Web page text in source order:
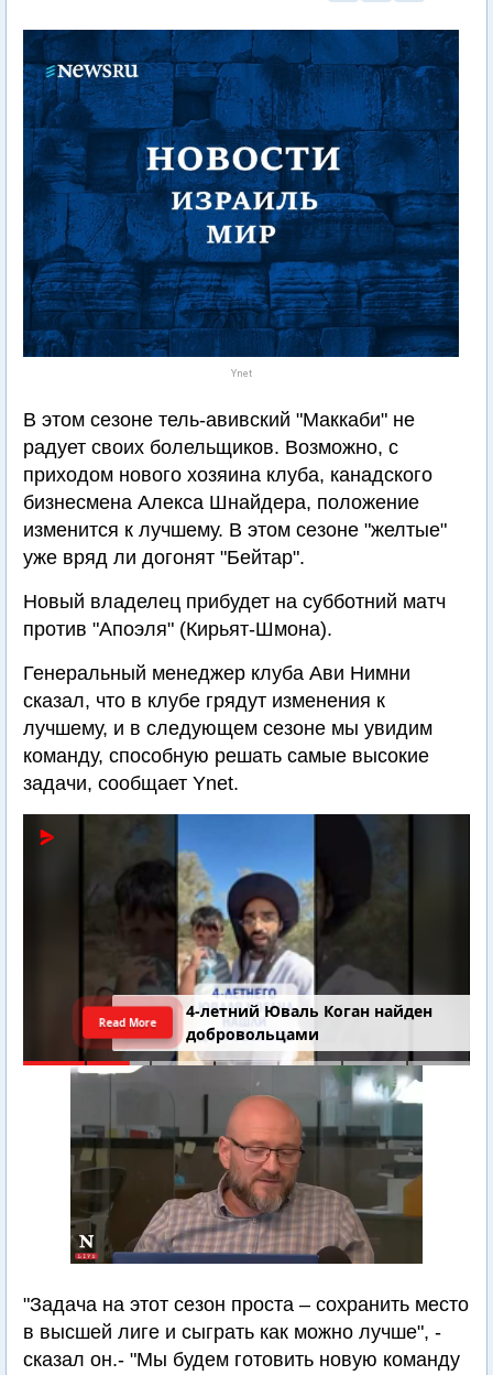
Ynet
В этом сезоне тель-авивский "Маккаби" не
радует своих болельщиков. Возможно, с
приходом нового хозяина клуба, канадского
бизнесмена Алекса Шнайдера, положение
изменится к лучшему. В этом сезоне "желтые"
уже вряд ли догонят "Бейтар".
Новый владелец прибудет на субботний матч
против "Апоэля" (Кирьят-Шмона).
Генеральный менеджер клуба Ави Нимни
сказал, что в клубе грядут изменения к
лучшему, и в следующем сезоне мы увидим
команду, способную решать самые высокие
задачи, сообщает Ynet.
4-летний Юваль Коган найден
добровольцами
Read More
"Задача на этот сезон проста – сохранить место
в высшей лиге и сыграть как можно лучше", -
сказал он.- "Мы будем готовить новую команду